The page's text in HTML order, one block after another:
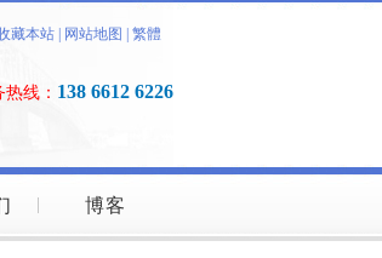
藏本站 网站地图 繁體
线： 138 6612 6226
博客